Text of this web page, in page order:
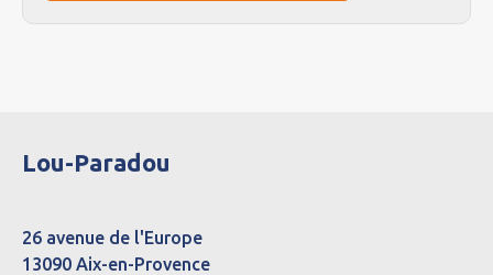
Lou-Paradou
26 avenue de l'Europe
13090 Aix-en-Provence